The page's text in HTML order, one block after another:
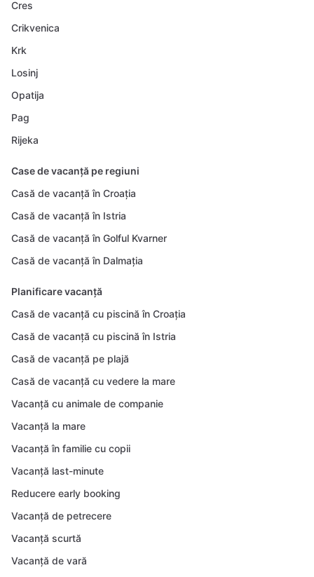
Cres
Crikvenica
Krk
Losinj
Opatija
Pag
Rijeka
Case de vacanță pe regiuni
Casă de vacanță în Croația
Casă de vacanță în Istria
Casă de vacanță în Golful Kvarner
Casă de vacanță în Dalmația
Planificare vacanță
Casă de vacanță cu piscină în Croația
Casă de vacanță cu piscină în Istria
Casă de vacanță pe plajă
Casă de vacanță cu vedere la mare
Vacanță cu animale de companie
Vacanță la mare
Vacanță în familie cu copii
Vacanță last-minute
Reducere early booking
Vacanță de petrecere
Vacanță scurtă
Vacanță de vară